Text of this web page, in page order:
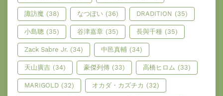
諏訪魔 (38) なつぽい (36) DRADITION (35)
小島聰 (35) 谷津嘉章 (35) 長與千種 (35)
Zack Sabre Jr. (34) 中邑真輔 (34)
天山廣吉 (34) 豪傑列傳 (33) 高橋ヒロム (33)
MARIGOLD (32) オカダ・カズチカ (32)